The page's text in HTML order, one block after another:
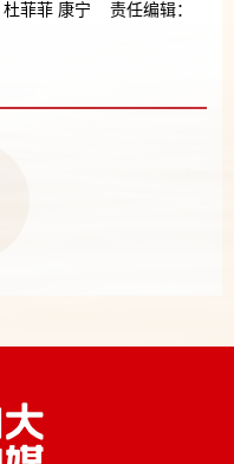
菲菲 康宁 责任编辑：